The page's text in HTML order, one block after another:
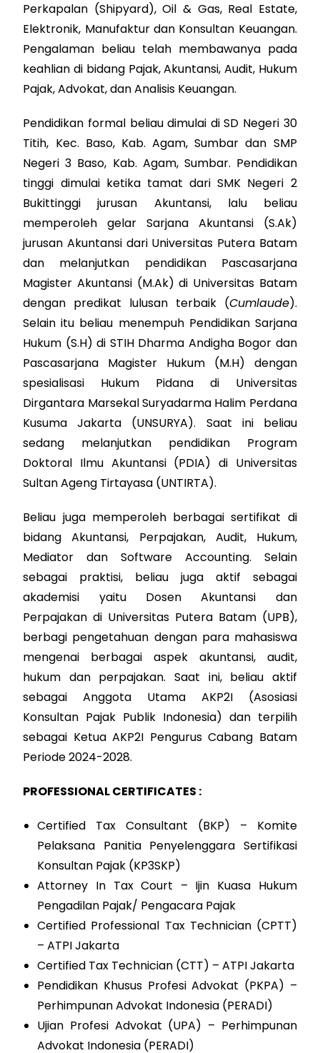
Perkapalan (Shipyard), Oil & Gas, Real Estate,
Elektronik, Manufaktur dan Konsultan Keuangan.
Pengalaman beliau telah membawanya pada
keahlian di bidang Pajak, Akuntansi, Audit, Hukum
Pajak, Advokat, dan Analisis Keuangan.
Pendidikan formal beliau dimulai di SD Negeri 30
Titih, Kec. Baso, Kab. Agam, Sumbar dan SMP
Negeri 3 Baso, Kab. Agam, Sumbar. Pendidikan
tinggi dimulai ketika tamat dari SMK Negeri 2
Bukittinggi jurusan Akuntansi, lalu beliau
memperoleh gelar Sarjana Akuntansi (S.Ak)
jurusan Akuntansi dari Universitas Putera Batam
dan melanjutkan pendidikan Pascasarjana
Magister Akuntansi (M.Ak) di Universitas Batam
dengan predikat lulusan terbaik (Cumlaude).
Selain itu beliau menempuh Pendidikan Sarjana
Hukum (S.H) di STIH Dharma Andigha Bogor dan
Pascasarjana Magister Hukum (M.H) dengan
spesialisasi Hukum Pidana di Universitas
Dirgantara Marsekal Suryadarma Halim Perdana
Kusuma Jakarta (UNSURYA). Saat ini beliau
sedang melanjutkan pendidikan Program
Doktoral Ilmu Akuntansi (PDIA) di Universitas
Sultan Ageng Tirtayasa (UNTIRTA).
Beliau juga memperoleh berbagai sertifikat di
bidang Akuntansi, Perpajakan, Audit, Hukum,
Mediator dan Software Accounting. Selain
sebagai praktisi, beliau juga aktif sebagai
akademisi yaitu Dosen Akuntansi dan
Perpajakan di Universitas Putera Batam (UPB),
berbagi pengetahuan dengan para mahasiswa
mengenai berbagai aspek akuntansi, audit,
hukum dan perpajakan. Saat ini, beliau aktif
sebagai Anggota Utama AKP2I (Asosiasi
Konsultan Pajak Publik Indonesia) dan terpilih
sebagai Ketua AKP2I Pengurus Cabang Batam
Periode 2024-2028.
PROFESSIONAL CERTIFICATES :
Certified Tax Consultant (BKP) – Komite
Pelaksana Panitia Penyelenggara Sertifikasi
Konsultan Pajak (KP3SKP)
Attorney In Tax Court – Ijin Kuasa Hukum
Pengadilan Pajak/ Pengacara Pajak
Certified Professional Tax Technician (CPTT)
– ATPI Jakarta
Certified Tax Technician (CTT) – ATPI Jakarta
Pendidikan Khusus Profesi Advokat (PKPA) –
Perhimpunan Advokat Indonesia (PERADI)
Ujian Profesi Advokat (UPA) – Perhimpunan
Advokat Indonesia (PERADI)